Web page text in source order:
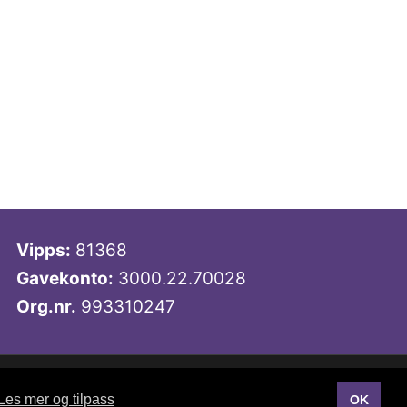
Les mer og tilpass OK
Vipps: 81368
Gavekonto: 3000.22.70028
Org.nr. 993310247